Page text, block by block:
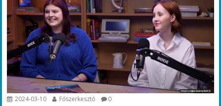
2024-03-10 Főszerkesztő 0